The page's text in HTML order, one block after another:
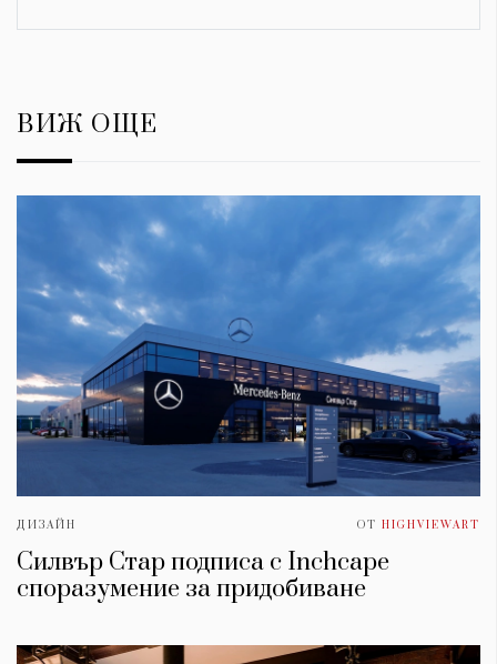
ВИЖ ОЩЕ
ДИЗАЙН ОТ HIGHVIEWART
Силвър Стар подписа с Inchcape
споразумение за придобиване